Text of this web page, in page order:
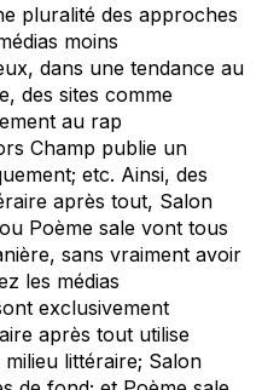
pluralité des approches
moins
dans une tendance au
des sites comme
au rap
Champ publie un
etc. Ainsi, des
après tout, Salon
ou Poème sale vont tous
sans vraiment avoir
les médias
exclusivement
après tout utilise
littéraire; Salon